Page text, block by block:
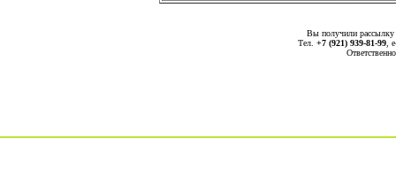
Вы получили рассылку
Тел. +7 (921) 939-81-99,